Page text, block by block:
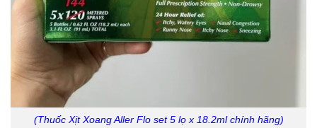
(Thuốc Xịt Xoang Aller Flo set 5 lọ x 18.2ml chính hãng)